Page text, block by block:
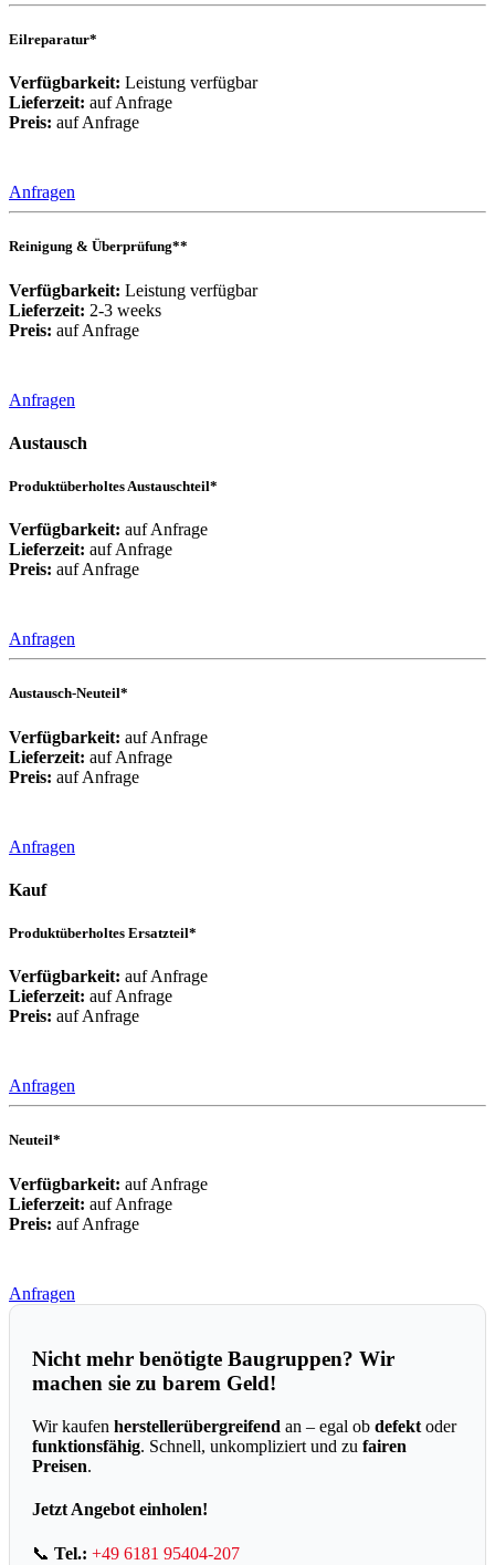
Eilreparatur*
Verfügbarkeit: Leistung verfügbar
Lieferzeit: auf Anfrage
Preis: auf Anfrage
Anfragen
Reinigung & Überprüfung**
Verfügbarkeit: Leistung verfügbar
Lieferzeit: 2-3 weeks
Preis: auf Anfrage
Anfragen
Austausch
Produktüberholtes Austauschteil*
Verfügbarkeit: auf Anfrage
Lieferzeit: auf Anfrage
Preis: auf Anfrage
Anfragen
Austausch-Neuteil*
Verfügbarkeit: auf Anfrage
Lieferzeit: auf Anfrage
Preis: auf Anfrage
Anfragen
Kauf
Produktüberholtes Ersatzteil*
Verfügbarkeit: auf Anfrage
Lieferzeit: auf Anfrage
Preis: auf Anfrage
Anfragen
Neuteil*
Verfügbarkeit: auf Anfrage
Lieferzeit: auf Anfrage
Preis: auf Anfrage
Anfragen
Nicht mehr benötigte Baugruppen? Wir
machen sie zu barem Geld!
Wir kaufen herstellerübergreifend an – egal ob defekt oder
funktionsfähig. Schnell, unkompliziert und zu fairen
Preisen.
Jetzt Angebot einholen!
📞 Tel.: +49 6181 95404-207